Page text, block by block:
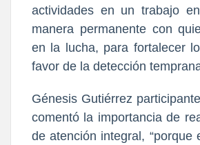
actividades en un trabajo
manera permanente con
en la lucha, para fortalecer
favor de la detección
Génesis Gutiérrez
comentó la importancia de
de atención integral, “porque